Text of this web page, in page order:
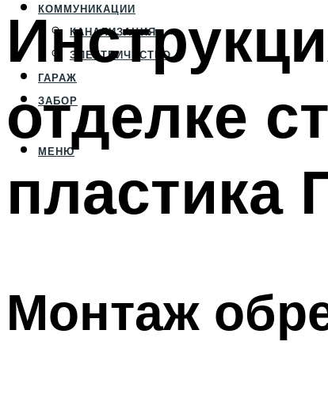
КОММУНИКАЦИИ
КАНАЛИЗАЦИЯ
ЭЛЕКТРИЧЕСТВО
ГАРАЖ
ЗАБОР
МЕНЮ
отделке
пластика
Монтаж